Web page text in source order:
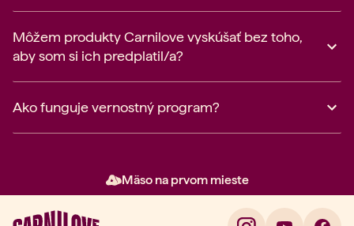
Môžem produkty Carnilove vyskúšať bez toho,
aby som si ich predplatil/a?
Ako funguje vernostný program?
Mäso na prvom mieste
Položka 2 z 3: Mäso na prvom